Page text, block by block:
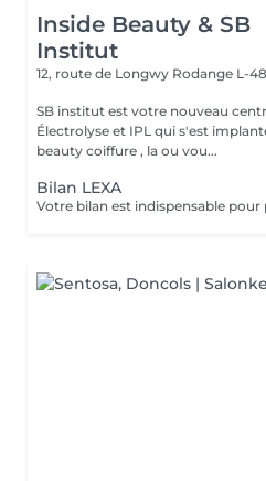
Inside Beauty & SB
Institut
12, route de Longwy Rodange L-
SB institut est votre nouveau
Électrolyse et IPL qui s'est
beauty coiffure , la ou vou...
Bilan LEXA